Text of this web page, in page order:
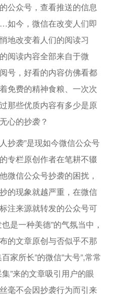
公众号，查看推送的信息
今，微信在改变人们即
地改变着人们的阅读习
阅读内容全部来自于微
号，好看的内容仿佛看都
免费的精神食粮、一次次
那些优质内容有多少是原
心的抄袭？
袭”是现如今微信公众号
专栏原创作者在笔耕不辍
微信公众号抄袭的困扰，
的现象就越严重，在微信
注来源就转发的公众号可
是一种美德”的气氛当中，
的文章原创与否似乎不那
家所长”的微信”大号”,常常
”来的文章吸引用户的眼
毫不会因抄袭行为而引来